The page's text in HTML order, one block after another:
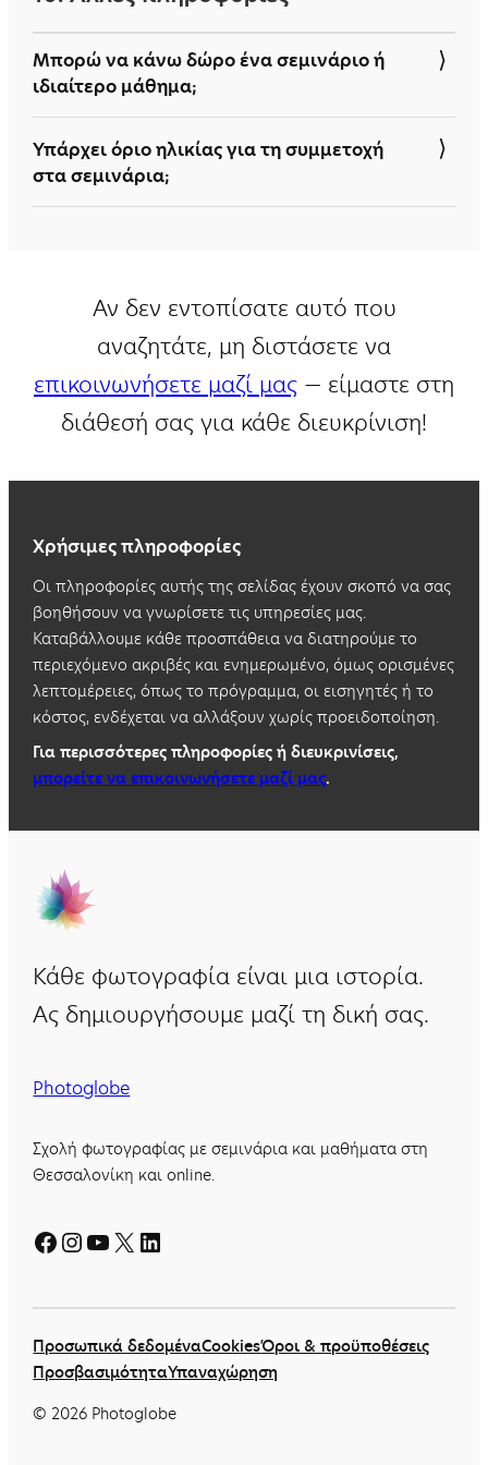
ήδη ξεκινήσει.
Μπορώ να κάνω δώρο ένα σεμινάριο ή
ιδιαίτερο μάθημα;
Υπάρχει όριο ηλικίας για τη συμμετοχή
στα σεμινάρια;
γυμνασίου.Αν δεν εντοπίσατε αυτό που
αναζητάτε, μη διστάσετε να
επικοινωνήσετε μαζί μας — είμαστε στη
διάθεσή σας για κάθε διευκρίνιση!
Χρήσιμες πληροφορίες
Οι πληροφορίες αυτής της σελίδας έχουν σκοπό να σας
βοηθήσουν να γνωρίσετε τις υπηρεσίες μας.
Καταβάλλουμε κάθε προσπάθεια να διατηρούμε το
περιεχόμενο ακριβές και ενημερωμένο, όμως ορισμένες
λεπτομέρειες, όπως το πρόγραμμα, οι εισηγητές ή το
κόστος, ενδέχεται να αλλάξουν χωρίς προειδοποίηση.
Για περισσότερες πληροφορίες ή διευκρινίσεις,
μπορείτε να επικοινωνήσετε μαζί μας.
Κάθε φωτογραφία είναι μια ιστορία.
Ας δημιουργήσουμε μαζί τη δική σας.
Photoglobe
Σχολή φωτογραφίας με σεμινάρια και μαθήματα στη
Θεσσαλονίκη και online.
Facebook
Instagram
YouTube
X Linkedin
Προσωπικά δεδομέναCookiesΌροι & προϋποθέσεις
ΠροσβασιμότηταΥπαναχώρηση
©2026 Photoglobe